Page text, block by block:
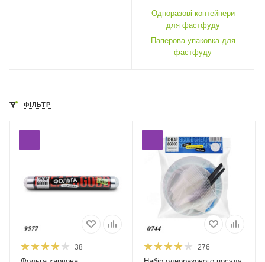
Одноразові контейнери
для фастфуду
Паперова упаковка для
фастфуду
ФІЛЬТР
38 276